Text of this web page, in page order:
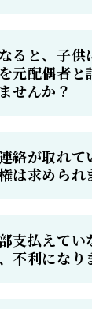
ると、子供
元配偶者と
せんか？
絡が取れて
は求められ
支払えてい
不利になり